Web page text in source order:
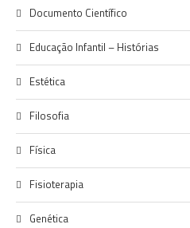
Documento Científico
Educação Infantil – Histórias
Estética
Filosofia
Física
Fisioterapia
Genética